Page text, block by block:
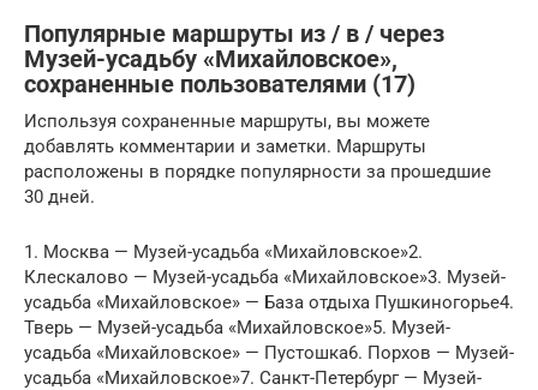
Популярные маршруты из / в / через
Музей-усадьбу «Михайловское»,
сохраненные пользователями (17)
Используя сохраненные маршруты, вы можете
добавлять комментарии и заметки. Маршруты
расположены в порядке популярности за прошедшие
30 дней.
1. Москва — Музей-усадьба «Михайловское»2.
Клескалово — Музей-усадьба «Михайловское»3. Музей-
усадьба «Михайловское» — База отдыха Пушкиногорье4.
Тверь — Музей-усадьба «Михайловское»5. Музей-
усадьба «Михайловское» — Пустошка6. Порхов — Музей-
усадьба «Михайловское»7. Санкт-Петербург — Музей-